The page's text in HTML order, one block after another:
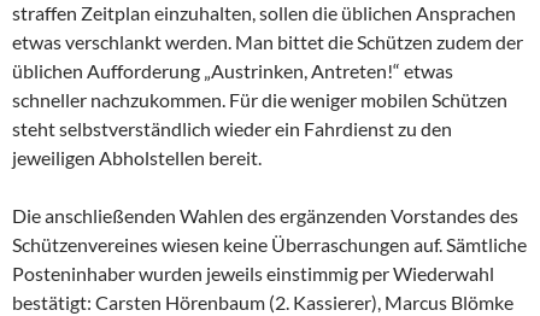
straffen Zeitplan einzuhalten, sollen die üblichen Ansprachen
etwas verschlankt werden. Man bittet die Schützen zudem der
üblichen Aufforderung „Austrinken, Antreten!“ etwas
schneller nachzukommen. Für die weniger mobilen Schützen
steht selbstverständlich wieder ein Fahrdienst zu den
jeweiligen Abholstellen bereit.
Die anschließenden Wahlen des ergänzenden Vorstandes des
Schützenvereines wiesen keine Überraschungen auf. Sämtliche
Posteninhaber wurden jeweils einstimmig per Wiederwahl
bestätigt: Carsten Hörenbaum (2. Kassierer), Marcus Blömke